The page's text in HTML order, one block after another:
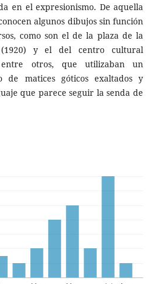
en el expresionismo. De aquella
algunos dibujos sin función
como son el de la plaza de la
y el del centro cultural
entre otros, que utilizaban un
de matices góticos exaltados y
que parece seguir la senda de